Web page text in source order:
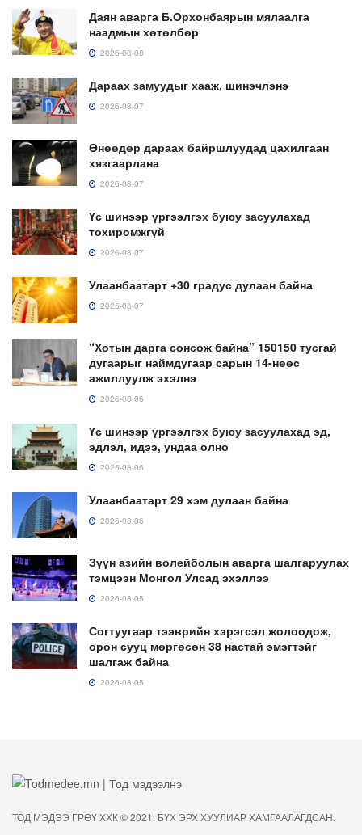
Даян аварга Б.Орхонбаярын мялаалга
наадмын хөтөлбөр
2026-08-08
Дараах замуудыг хааж, шинэчлэнэ
2026-08-07
Өнөөдөр дараах байршлуудад цахилгаан
хязгаарлана
2026-08-07
Үс шинээр үргээлгэх буюу засуулахад
тохиромжгүй
2026-08-07
Улаанбаатарт +30 градус дулаан байна
2026-08-07
“Хотын дарга сонсож байна” 150150 тусгай
дугаарыг наймдугаар сарын 14-нөөс
ажиллуулж эхэлнэ
2026-08-06
Үс шинээр үргээлгэх буюу засуулахад эд,
эдлэл, идээ, ундаа олно
2026-08-06
Улаанбаатарт 29 хэм дулаан байна
2026-08-06
Зүүн азийн волейболын аварга шалгаруулах
тэмцээн Монгол Улсад эхэллээ
2026-08-05
Согтуугаар тээврийн хэрэгсэл жолоодож,
орон сууц мөргөсөн 38 настай эмэгтэйг
шалгаж байна
2026-08-05
ТОД МЭДЭЭ ГРӨҮ ХХК © 2021. БҮХ ЭРХ ХУУЛИАР ХАМГААЛАГДСАН.